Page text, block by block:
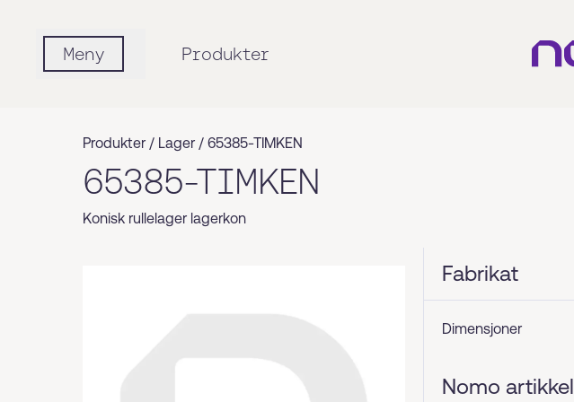
Meny Produkter
Produkter / Lager / 65385-TIMKEN
65385-TIMKEN
Konisk rullelager lagerkon
Fabrikat
Dimensjoner
Nomo artikkel